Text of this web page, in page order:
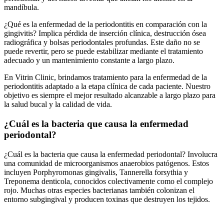
mandíbula.
¿Qué es la enfermedad de la periodontitis en comparación con la
gingivitis? Implica pérdida de inserción clínica, destrucción ósea
radiográfica y bolsas periodontales profundas. Este daño no se
puede revertir, pero se puede estabilizar mediante el tratamiento
adecuado y un mantenimiento constante a largo plazo.
En Vitrin Clinic, brindamos tratamiento para la enfermedad de la
periodontitis adaptado a la etapa clínica de cada paciente. Nuestro
objetivo es siempre el mejor resultado alcanzable a largo plazo para
la salud bucal y la calidad de vida.
¿Cuál es la bacteria que causa la enfermedad
periodontal?
¿Cuál es la bacteria que causa la enfermedad periodontal? Involucra
una comunidad de microorganismos anaerobios patógenos. Estos
incluyen Porphyromonas gingivalis, Tannerella forsythia y
Treponema denticola, conocidos colectivamente como el complejo
rojo. Muchas otras especies bacterianas también colonizan el
entorno subgingival y producen toxinas que destruyen los tejidos.